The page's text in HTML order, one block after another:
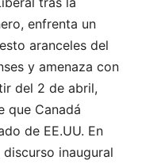
enfrenta un
aranceles del
y amenaza con
del 2 de abril,
que Canadá
de EE.UU. En
inaugural